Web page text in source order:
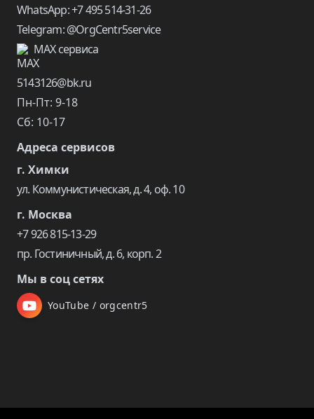
WhatsApp: +7 495 514-31-26
Telegram: @OrgCentr5service
MAX сервиса
5143126@bk.ru
Пн-Пт: 9-18
Сб: 10-17
Адреса сервисов
г. Химки
ул. Коммунистическая, д. 4, оф. 10
г. Москва
+7 926 815-13-29
пр. Гостиничный, д. 6, корп. 2
Мы в соц сетях
YouTube / orgcentr5